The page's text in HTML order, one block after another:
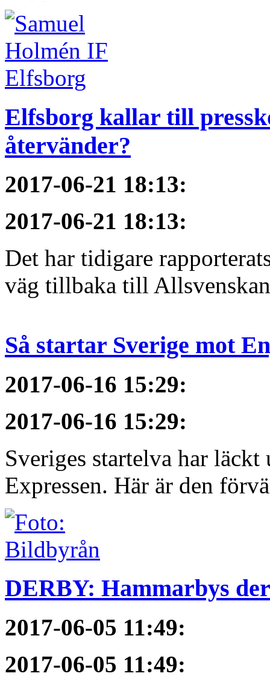
Elfsborg kallar till
återvänder?
2017-06-21 18:13:
2017-06-21 18:13:
Det har tidigare
väg tillbaka till
Så startar Sverige mot
2017-06-16 15:29:
2017-06-16 15:29:
Sveriges startelva har
Expressen. Här är den
DERBY: Hammarbys
2017-06-05 11:49:
2017-06-05 11:49: